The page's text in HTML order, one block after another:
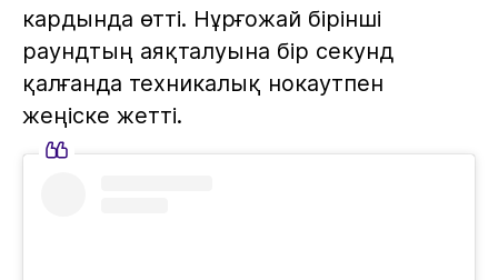
кардында өтті. Нұрғожай бірінші
раундтың аяқталуына бір секунд
қалғанда техникалық нокаутпен
жеңіске жетті.